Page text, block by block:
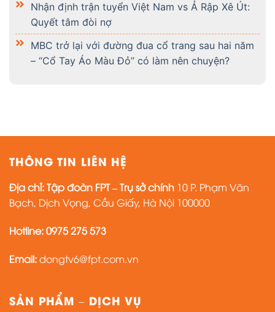
Nhận định trận tuyển Việt Nam vs Ả Rập Xê Út:
Quyết tâm đòi nợ
MBC trở lại với đường đua cổ trang sau hai năm
– “Cổ Tay Áo Màu Đỏ” có làm nên chuyện?
THÔNG TIN LIÊN HỆ
Địa chỉ:Tập đoàn FPT – Trụ sở chính 10 P. Phạm Văn
Bạch, Dịch Vọng, Cầu Giấy, Hà Nội 100000
Hotline:0975 275 573
Email:dongtv6@fpt.com.vn
SẢN PHẨM – DỊCH VỤ